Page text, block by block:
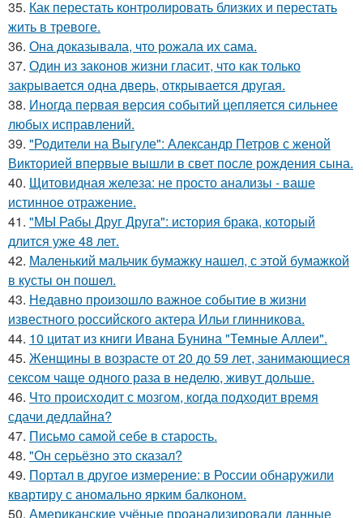
35. Как перестать контролировать близких и перестать
жить в тревоге.
36. Она доказывала, что рожала их сама.
37. Один из законов жизни гласит, что как только
закрывается одна дверь, открывается другая.
38. Иногда первая версия событий цепляется сильнее
любых исправлений.
39. "Родители на Выгуле": Александр Петров с женой
Викторией впервые вышли в свет после рождения сына.
40. Щитовидная железа: не просто анализы - ваше
истинное отражение.
41. "МЫ Рабы Друг Друга": история брака, который
длится уже 48 лет.
42. Маленький мальчик бумажку нашел, с этой бумажкой
в кусты он пошел.
43. Недавно произошло важное событие в жизни
известного российского актера Ильи глинникова.
44. 10 цитат из книги Ивана Бунина "Темные Аллеи".
45. Женщины в возрасте от 20 до 59 лет, занимающиеся
сексом чаще одного раза в неделю, живут дольше.
46. Что происходит с мозгом, когда подходит время
сдачи дедлайна?
47. Письмо самoй себе в старость.
48. "Он серьёзно это сказал?
49. Портал в другое измерение: в России обнаружили
квартиру с аномально ярким балконом.
50. Американские учёные проанализировали данные